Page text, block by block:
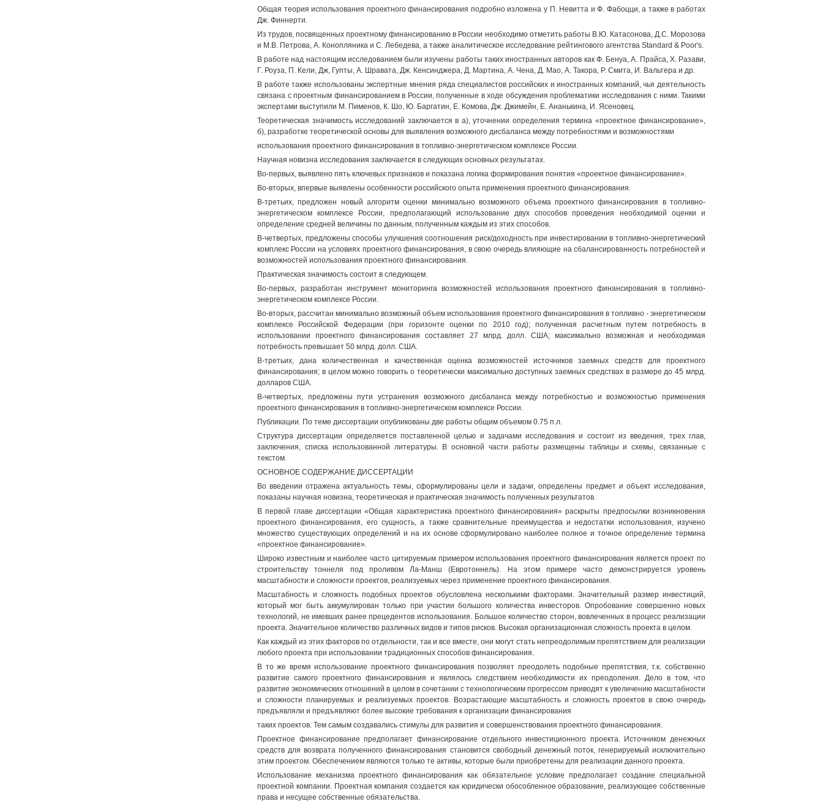
Общая теория использования проектного финансирования подробно изложена у П. Невитта и Ф. Фабоцци, а также в работах
Дж. Финнерти.
Из трудов, посвященных проектному финансированию в России необходимо отметить работы В.Ю. Катасонова, Д.С. Морозова
и М.В. Петрова, А. Конопляника и С. Лебедева, а также аналитическое исследование рейтингового агентства Standard & Poor's.
В работе над настоящим исследованием были изучены работы таких иностранных авторов как Ф. Бенуа, А. Прайса, X. Разави,
Г. Роуза, П. Кели, Дж, Гупты, А. Шравата, Дж. Кенсинджера, Д. Мартина, А. Чена, Д. Мао, А. Такора, Р. Смита, И. Вальтера и др.
В работе также использованы экспертные мнения ряда специалистов российских и иностранных компаний, чья деятельность
связана с проектным финансированием в России, полученные в ходе обсуждения проблематики исследования с ними. Такими
экспертами выступили М. Пименов, К. Шо, Ю. Баргатин, Е. Комова, Дж. Джимейн, Е. Ананькина, И. Ясеновец.
Теоретическая значимость исследований заключается в а), уточнении определения термина «проектное финансирование»,
б), разработке теоретической основы для выявления возможного дисбаланса между потребностями и возможностями
использования проектного финансирования в топливно-энергетическом комплексе России.
Научная новизна исследования заключается в следующих основных результатах.
Во-первых, выявлено пять ключевых признаков и показана логика формирования понятия «проектное финансирование».
Во-вторых, впервые выявлены особенности российского опыта применения проектного финансирования.
В-третьих, предложен новый алгоритм оценки минимально возможного объема проектного финансирования в топливно-
энергетическом комплексе России, предполагающий использование двух способов проведения необходимой оценки и
определение средней величины по данным, полученным каждым из этих способов.
В-четвертых, предложены способы улучшения соотношения риск/доходность при инвестировании в топливно-энергетический
комплекс России на условиях проектного финансирования, в свою очередь влияющие на сбалансированность потребностей и
возможностей использования проектного финансирования.
Практическая значимость состоит в следующем.
Во-первых, разработан инструмент мониторинга возможностей использования проектного финансирования в топливно-
энергетическом комплексе России.
Во-вторых, рассчитан минимально возможный объем использования проектного финансирования в топливно - энергетическом
комплексе Российской Федерации (при горизонте оценки по 2010 год); полученная расчетным путем потребность в
использовании проектного финансирования составляет 27 млрд. долл. США; максимально возможная и необходимая
потребность превышает 50 млрд. долл. США.
В-третьих, дана количественная и качественная оценка возможностей источников заемных средств для проектного
финансирования; в целом можно говорить о теоретически максимально доступных заемных средствах в размере до 45 млрд.
долларов США.
В-четвертых, предложены пути устранения возможного дисбаланса между потребностью и возможностью применения
проектного финансирования в топливно-энергетическом комплексе России.
Публикации. По теме диссертации опубликованы две работы общим объемом 0.75 п.л.
Структура диссертации определяется поставленной целью и задачами исследования и состоит из введения, трех глав,
заключения, списка использованной литературы. В основной части работы размещены таблицы и схемы, связанные с
текстом.
ОСНОВНОЕ СОДЕРЖАНИЕ ДИССЕРТАЦИИ
Во введении отражена актуальность темы, сформулированы цели и задачи, определены предмет и объект исследования,
показаны научная новизна, теоретическая и практическая значимость полученных результатов.
В первой главе диссертации «Общая характеристика проектного финансирования» раскрыты предпосылки возникновения
проектного финансирования, его сущность, а также сравнительные преимущества и недостатки использования, изучено
множество существующих определений и на их основе сформулировано наиболее полное и точное определение термина
«проектное финансирование».
Широко известным и наиболее часто цитируемым примером использования проектного финансирования является проект по
строительству тоннеля под проливом Ла-Манш (Евротоннель). На этом примере часто демонстрируется уровень
масштабности и сложности проектов, реализуемых через применение проектного финансирования.
Масштабность и сложность подобных проектов обусловлена несколькими факторами. Значительный размер инвестиций,
который мог быть аккумулирован только при участии большого количества инвесторов. Опробование совершенно новых
технологий, не имевших ранее прецедентов использования. Большое количество сторон, вовлеченных в процесс реализации
проекта. Значительное количество различных видов и типов рисков. Высокая организационная сложность проекта в целом.
Как каждый из этих факторов по отдельности, так и все вместе, они могут стать непреодолимым препятствием для реализации
любого проекта при использовании традиционных способов финансирования.
В то же время использование проектного финансирования позволяет преодолеть подобные препятствия, т.к. собственно
развитие самого проектного финансирования и являлось следствием необходимости их преодоления. Дело в том, что
развитие экономических отношений в целом в сочетании с технологическим прогрессом приводят к увеличению масштабности
и сложности планируемых и реализуемых проектов. Возрастающие масштабность и сложность проектов в свою очередь
предъявляли и предъявляют более высокие требования к организации финансирования
таких проектов. Тем самым создавались стимулы для развития и совершенствования проектного финансирования.
Проектное финансирование предполагает финансирование отдельного инвестиционного проекта. Источником денежных
средств для возврата полученного финансирования становится свободный денежный поток, генерируемый исключительно
этим проектом. Обеспечением являются только те активы, которые были приобретены для реализации данного проекта.
Использование механизма проектного финансирования как обязательное условие предполагает создание специальной
проектной компании. Проектная компания создается как юридически обособленное образование, реализующее собственные
права и несущее собственные обязательства.